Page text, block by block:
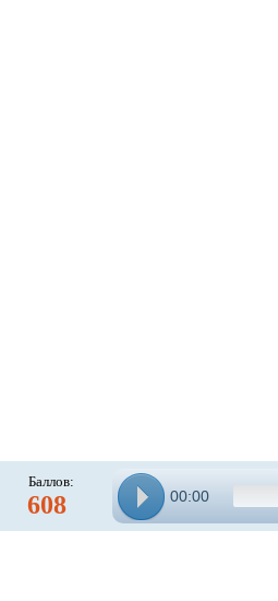
Баллов:
608 00:00